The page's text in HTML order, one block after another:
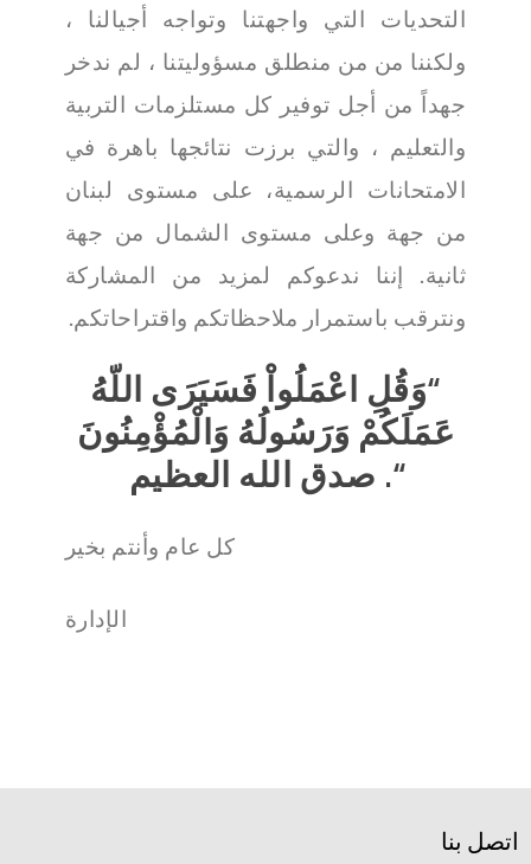
التحديات التي واجهتنا وتواجه أجيالنا ،
ولكننا من من منطلق مسؤوليتنا ، لم ندخر
جهداً من أجل توفير كل مستلزمات التربية
والتعليم ، والتي برزت نتائجها باهرة في
الامتحانات الرسمية، على مستوى لبنان
من جهة وعلى مستوى الشمال من جهة
ثانية. إننا ندعوكم لمزيد من المشاركة
ونترقب باستمرار ملاحظاتكم واقتراحاتكم.
“وَقُلِ اعْمَلُواْ فَسَيَرَى اللّهُ
عَمَلَكُمْ وَرَسُولُهُ وَالْمُؤْمِنُونَ
“. صدق الله العظيم
كل عام وأنتم بخير
الإدارة
اتصل بنا